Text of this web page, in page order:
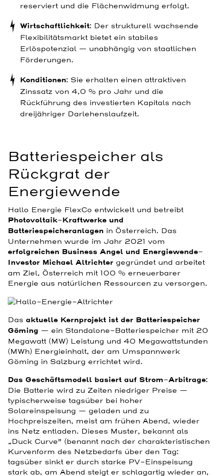
reserviert und die Flächenwidmung erfolgt.
Wirtschaftlichkeit: Der strukturell wachsende
Flexibilitätsmarkt bietet ein stabiles
Erlöspotenzial — unabhängig von staatlichen
Förderungen.
Konditionen: Sie erhalten einen attraktiven
Zinssatz von 4,0 % pro Jahr und die
Rückführung des investierten Kapitals nach
dreijähriger Darlehenslaufzeit.
Batteriespeicher als
Rückgrat der
Energiewende
Hallo Energie FlexCo entwickelt und betreibt
Photovoltaik-Kraftwerke und
Batteriespeicheranlagen in Österreich. Das
Unternehmen wurde im Jahr 2021 vom
erfolgreichen Business Angel und Energiewende-
Investor Michael Altrichter gegründet und arbeitet
am Ziel, Österreich mit 100 % erneuerbarer
Energie aus natürlichen Ressourcen zu versorgen.
Das aktuelle Kernprojekt ist der Batteriespeicher
Göming — ein Standalone-Batteriespeicher mit 20
Megawatt (MW) Leistung und 40 Megawattstunden
(MWh) Energieinhalt, der am Umspannwerk
Göming in Salzburg errichtet wird.
Das Geschäftsmodell basiert auf Strom-Arbitrage:
Die Batterie wird zu Zeiten niedriger Preise —
typischerweise tagsüber bei hoher
Solareinspeisung — geladen und zu
Hochpreiszeiten, meist am frühen Abend, wieder
ins Netz entladen. Dieses Muster, bekannt als
„Duck Curve" (benannt nach der charakteristischen
Kurvenform des Netzbedarfs über den Tag:
tagsüber sinkt er durch starke PV-Einspeisung
stark ab, am Abend steigt er schlagartig wieder an,